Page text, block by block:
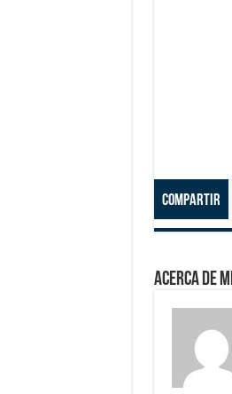
Compartir
Acerca de